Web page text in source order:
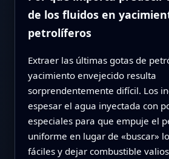
de los fluidos en
petrolíferos
Extraer las últimas gotas de
yacimiento envejecido resulta
sorprendentemente difícil. Los
espesar el agua inyectada con
especiales para que empuje el
uniforme en lugar de «buscar»
fáciles y dejar combustible